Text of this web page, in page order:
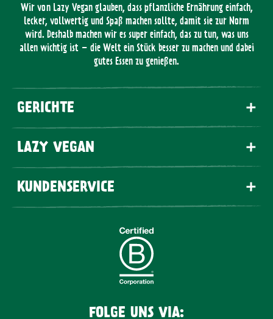
Wir von Lazy Vegan glauben, dass pflanzliche Ernährung einfach,
lecker, vollwertig und Spaß machen sollte, damit sie zur Norm
wird. Deshalb machen wir es super einfach, das zu tun, was uns
allen wichtig ist – die Welt ein Stück besser zu machen und dabei
gutes Essen zu genießen.
GERICHTE
LAZY VEGAN
KUNDENSERVICE
FOLGE UNS VIA: